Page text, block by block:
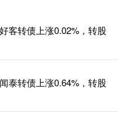
客转债上涨0.02%，转股
泰转债上涨0.64%，转股